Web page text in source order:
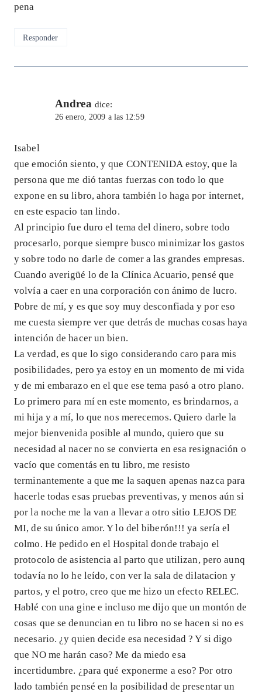
pena
Responder
Andrea dice:
26 enero, 2009 a las 12:59
Isabel
que emoción siento, y que CONTENIDA estoy, que la
persona que me dió tantas fuerzas con todo lo que
expone en su libro, ahora también lo haga por internet,
en este espacio tan lindo.
Al principio fue duro el tema del dinero, sobre todo
procesarlo, porque siempre busco minimizar los gastos
y sobre todo no darle de comer a las grandes empresas.
Cuando averigüé lo de la Clínica Acuario, pensé que
volvía a caer en una corporación con ánimo de lucro.
Pobre de mí, y es que soy muy desconfiada y por eso
me cuesta siempre ver que detrás de muchas cosas haya
intención de hacer un bien.
La verdad, es que lo sigo considerando caro para mis
posibilidades, pero ya estoy en un momento de mi vida
y de mi embarazo en el que ese tema pasó a otro plano.
Lo primero para mí en este momento, es brindarnos, a
mi hija y a mí, lo que nos merecemos. Quiero darle la
mejor bienvenida posible al mundo, quiero que su
necesidad al nacer no se convierta en esa resignación o
vacío que comentás en tu libro, me resisto
terminantemente a que me la saquen apenas nazca para
hacerle todas esas pruebas preventivas, y menos aún si
por la noche me la van a llevar a otro sitio LEJOS DE
MI, de su único amor. Y lo del biberón!!! ya sería el
colmo. He pedido en el Hospital donde trabajo el
protocolo de asistencia al parto que utilizan, pero aunq
todavía no lo he leído, con ver la sala de dilatacion y
partos, y el potro, creo que me hizo un efecto RELEC.
Hablé con una gine e incluso me dijo que un montón de
cosas que se denuncian en tu libro no se hacen si no es
necesario. ¿y quien decide esa necesidad ? Y si digo
que NO me harán caso? Me da miedo esa
incertidumbre. ¿para qué exponerme a eso? Por otro
lado también pensé en la posibilidad de presentar un